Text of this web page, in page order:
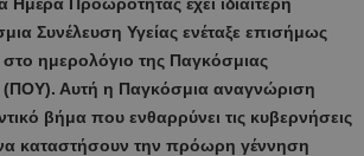
Συνέλευση Υγείας ενέταξε επισήμως
ημερολόγιο της Παγκόσμιας
Αυτή η Παγκόσμια αναγνώριση
βήμα που ενθαρρύνει τις κυβερνήσεις
καταστήσουν την πρόωρη γέννηση